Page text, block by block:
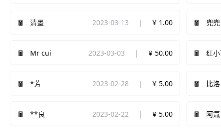
清墨 2023-03-13 1.00 兜兜
Mr cui 2023-03-03 50.00 红
*芳 2023-02-28 5.00 比洛
**良 2023-02-22 5.00 阿氚